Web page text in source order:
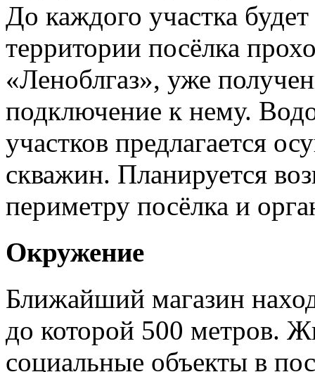
До каждого участка
территории посёлка
«Леноблгаз», уже
подключение к нему.
участков предлагается
скважин. Планируется
периметру посёлка и
Окружение
Ближайший магазин
до которой 500 метров.
социальные объекты в